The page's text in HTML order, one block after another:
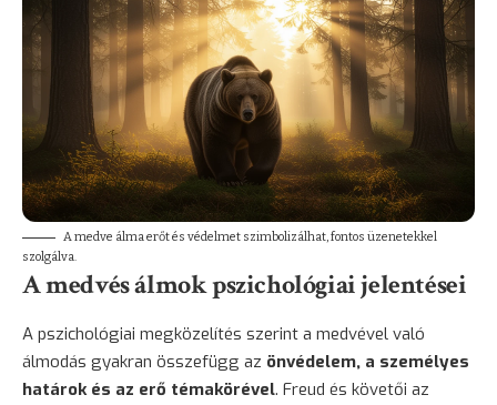
A medve álma erőt és védelmet szimbolizálhat, fontos üzenetekkel
szolgálva.
A medvés álmok pszichológiai jelentései
A pszichológiai megközelítés szerint a medvével való
álmodás gyakran összefügg az önvédelem, a személyes
határok és az erő témakörével. Freud és követői az